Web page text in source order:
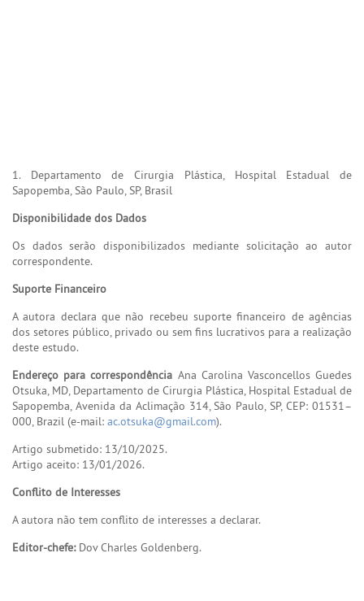
1. Departamento de Cirurgia Plástica, Hospital Estadual de
Sapopemba, São Paulo, SP, Brasil
Disponibilidade dos Dados
Os dados serão disponibilizados mediante solicitação ao autor
correspondente.
Suporte Financeiro
A autora declara que não recebeu suporte financeiro de agências
dos setores público, privado ou sem fins lucrativos para a realização
deste estudo.
Endereço para correspondência Ana Carolina Vasconcellos Guedes
Otsuka, MD, Departamento de Cirurgia Plástica, Hospital Estadual de
Sapopemba, Avenida da Aclimação 314, São Paulo, SP, CEP: 01531–
000, Brazil (e-mail: ac.otsuka@gmail.com).
Artigo submetido: 13/10/2025.
Artigo aceito: 13/01/2026.
Conflito de Interesses
A autora não tem conflito de interesses a declarar.
Editor-chefe:Dov Charles Goldenberg.